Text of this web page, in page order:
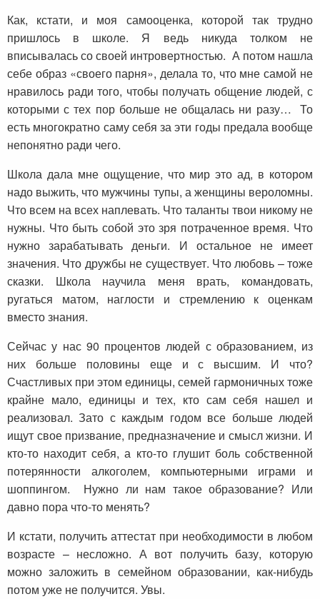
Как, кстати, и моя самооценка, которой так трудно
пришлось в школе. Я ведь никуда толком не
вписывалась со своей интровертностью. А потом нашла
себе образ «своего парня», делала то, что мне самой не
нравилось ради того, чтобы получать общение людей, с
которыми с тех пор больше не общалась ни разу… То
есть многократно саму себя за эти годы предала вообще
непонятно ради чего.
Школа дала мне ощущение, что мир это ад, в котором
надо выжить, что мужчины тупы, а женщины вероломны.
Что всем на всех наплевать. Что таланты твои никому не
нужны. Что быть собой это зря потраченное время. Что
нужно зарабатывать деньги. И остальное не имеет
значения. Что дружбы не существует. Что любовь – тоже
сказки. Школа научила меня врать, командовать,
ругаться матом, наглости и стремлению к оценкам
вместо знания.
Сейчас у нас 90 процентов людей с образованием, из
них больше половины еще и с высшим. И что?
Счастливых при этом единицы, семей гармоничных тоже
крайне мало, единицы и тех, кто сам себя нашел и
реализовал. Зато с каждым годом все больше людей
ищут свое призвание, предназначение и смысл жизни. И
кто-то находит себя, а кто-то глушит боль собственной
потерянности алкоголем, компьютерными играми и
шоппингом. Нужно ли нам такое образование? Или
давно пора что-то менять?
И кстати, получить аттестат при необходимости в любом
возрасте – несложно. А вот получить базу, которую
можно заложить в семейном образовании, как-нибудь
потом уже не получится. Увы.